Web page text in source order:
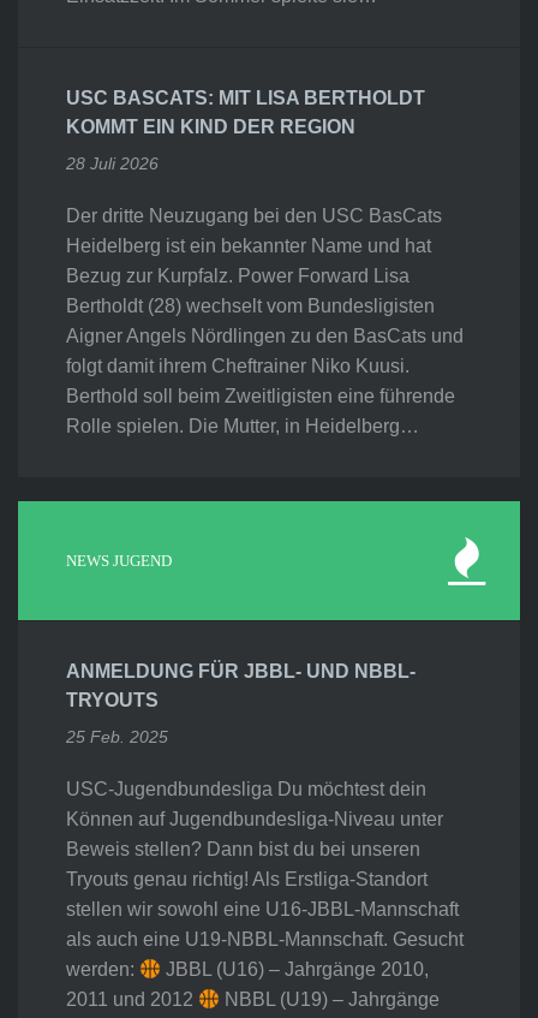
USC BASCATS: MIT LISA BERTHOLDT
KOMMT EIN KIND DER REGION
28 Juli 2026
Der dritte Neuzugang bei den USC BasCats
Heidelberg ist ein bekannter Name und hat
Bezug zur Kurpfalz. Power Forward Lisa
Bertholdt (28) wechselt vom Bundesligisten
Aigner Angels Nördlingen zu den BasCats und
folgt damit ihrem Cheftrainer Niko Kuusi.
Berthold soll beim Zweitligisten eine führende
Rolle spielen. Die Mutter, in Heidelberg…
NEWS JUGEND
ANMELDUNG FÜR JBBL- UND NBBL-
TRYOUTS
25 Feb. 2025
USC-Jugendbundesliga Du möchtest dein
Können auf Jugendbundesliga-Niveau unter
Beweis stellen? Dann bist du bei unseren
Tryouts genau richtig! Als Erstliga-Standort
stellen wir sowohl eine U16-JBBL-Mannschaft
als auch eine U19-NBBL-Mannschaft. Gesucht
werden:
JBBL (U16) – Jahrgänge 2010,
2011 und 2012
NBBL (U19) – Jahrgänge